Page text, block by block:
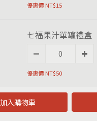
優惠價 NT$15
七福果汁單罐禮盒
優惠價 NT$50
加入購物車